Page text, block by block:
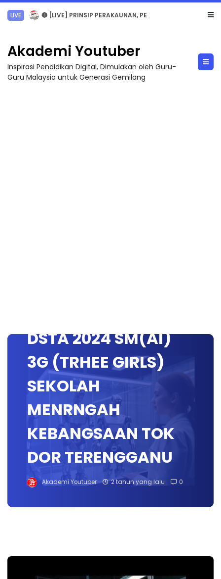
TRANSFORMASI DIGITAL GURU SIRI 7 : PAHLAWAN DIGITAL PENYELAMAT DUNIA
Akademi Youtuber
Inspirasi Pendidikan Digital, Dimulakan oleh Guru-
Guru Malaysia untuk Generasi Gemilang
DSTA 2024 SM(AI)
3G (TRHEE GIRLS)
SEKOLAH
MENRNGAH
KEBANGSAAN TOK
DOR TERENGGANU
Akademi Youtuber 2 tahun yang lalu 0